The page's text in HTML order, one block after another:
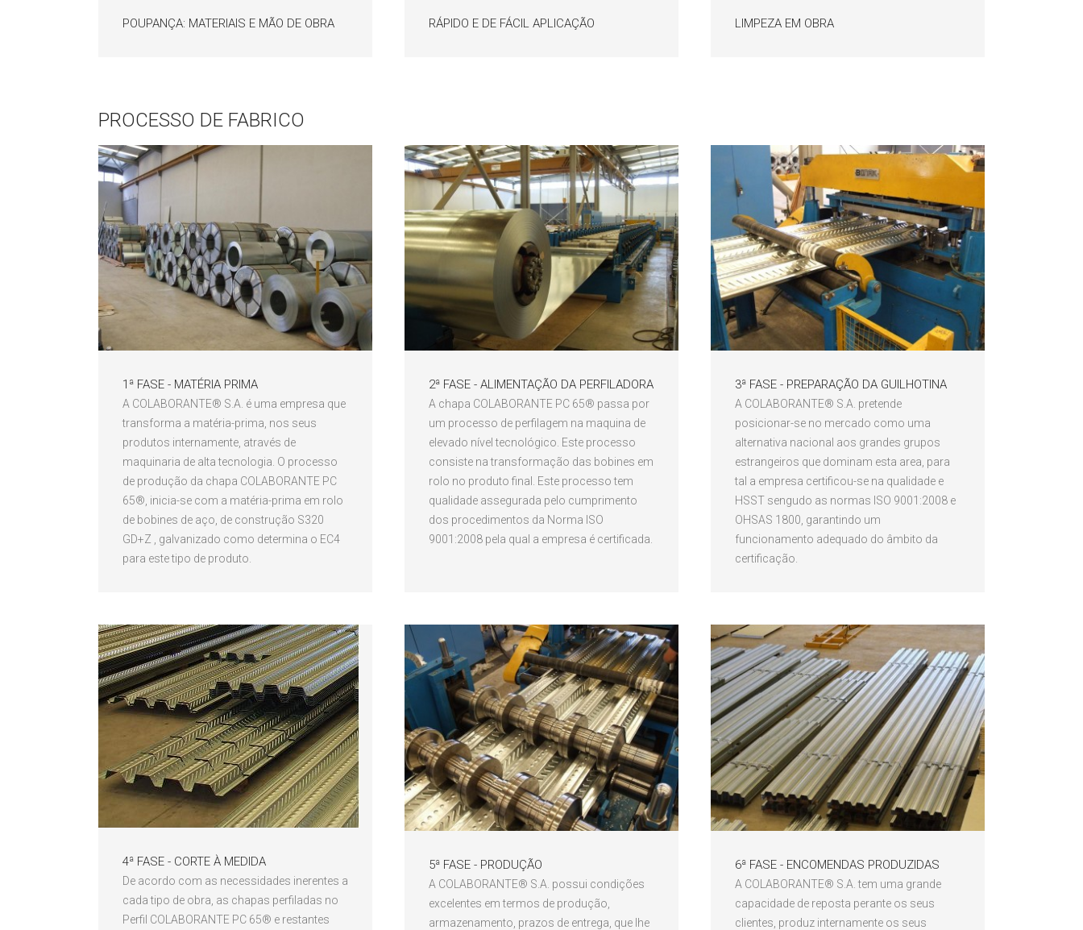
POUPANÇA: MATERIAIS E MÃO DE OBRA RÁPIDO E DE FÁCIL APLICAÇÃO LIMPEZA EM OBRA
PROCESSO DE FABRICO
1ª FASE - MATÉRIA PRIMA
A COLABORANTE® S.A. é uma empresa que
transforma a matéria-prima, nos seus
produtos internamente, através de
maquinaria de alta tecnologia. O processo
de produção da chapa COLABORANTE PC
65®, inicia-se com a matéria-prima em rolo
de bobines de aço, de construção S320
GD+Z , galvanizado como determina o EC4
para este tipo de produto.
2ª FASE - ALIMENTAÇÃO DA PERFILADORA
A chapa COLABORANTE PC 65® passa por
um processo de perfilagem na maquina de
elevado nível tecnológico. Este processo
consiste na transformação das bobines em
rolo no produto final. Este processo tem
qualidade assegurada pelo cumprimento
dos procedimentos da Norma ISO
9001:2008 pela qual a empresa é certificada.
3ª FASE - PREPARAÇÃO DA GUILHOTINA
A COLABORANTE® S.A. pretende
posicionar-se no mercado como uma
alternativa nacional aos grandes grupos
estrangeiros que dominam esta area, para
tal a empresa certificou-se na qualidade e
HSST sengudo as normas ISO 9001:2008 e
OHSAS 1800, garantindo um
funcionamento adequado do âmbito da
certificação.
4ª FASE - CORTE À MEDIDA
De acordo com as necessidades inerentes a
cada tipo de obra, as chapas perfiladas no
Perfil COLABORANTE PC 65® e restantes
5ª FASE - PRODUÇÃO
A COLABORANTE® S.A. possui condições
excelentes em termos de produção,
armazenamento, prazos de entrega, que lhe
6ª FASE - ENCOMENDAS PRODUZIDAS
A COLABORANTE® S.A. tem uma grande
capacidade de reposta perante os seus
clientes, produz internamente os seus